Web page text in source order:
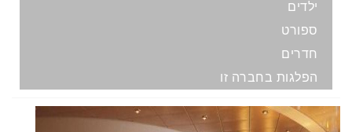
ילדים
ספורט
חדרים
הפלגות בחברה זו